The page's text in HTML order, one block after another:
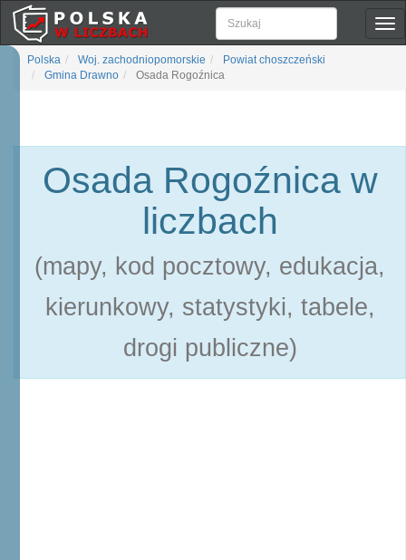
Polska Woj. zachodniopomorskie
Powiat choszczeński
Gmina Drawno
Osada Rogoźnica
Osada Rogoźnica w
liczbach
(mapy, kod pocztowy, edukacja,
kierunkowy, statystyki, tabele,
drogi publiczne)